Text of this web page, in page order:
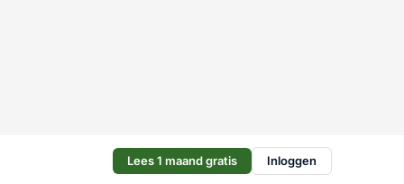
Lees 1 maand gratis Inloggen